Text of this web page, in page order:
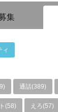
集
ィ
通話(389)
(58) えろ(57)